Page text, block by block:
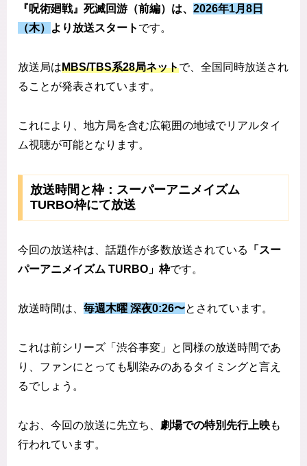
『呪術廻戦』死滅回游（前編）は、 2026年1月8日
（木）
より放送スタート です。
放送局はMBS/TBS系28局ネットで、全国同時放送され
ることが発表されています。
これにより、地方局を含む広範囲の地域でリアルタイ
ム視聴が可能となります。
放送時間と枠：スーパーアニメイズム
TURBO枠にて放送
今回の放送枠は、話題作が多数放送されている
「スー
パーアニメイズム TURBO」枠です。
放送時間は、 毎週木曜 深夜0:26〜とされています。
これは前シリーズ「渋谷事変」と同様の放送時間であ
り、ファンにとっても馴染みのあるタイミングと言え
るでしょう。
なお、今回の放送に先立ち、 劇場での特別先行上映も
行われています。